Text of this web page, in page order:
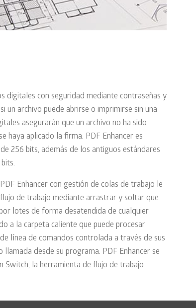
digitales con seguridad mediante contraseñas y
un archivo puede abrirse o imprimirse sin una
asegurarán que un archivo no ha sido
haya aplicado la firma. PDF Enhancer es
256 bits, además de los antiguos estándares
Enhancer con gestión de colas de trabajo le
de trabajo mediante arrastrar y soltar que
lotes de forma desatendida de cualquier
a la carpeta caliente que puede procesar
línea de comandos controlada a través de sus
llamada desde su programa. PDF Enhancer se
Switch, la herramienta de flujo de trabajo